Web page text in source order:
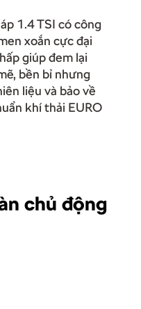
1.4 TSI có công
xoắn cực đại
giúp đem lại
bền bỉ nhưng
liệu và bảo về
khí thải EURO
chủ động